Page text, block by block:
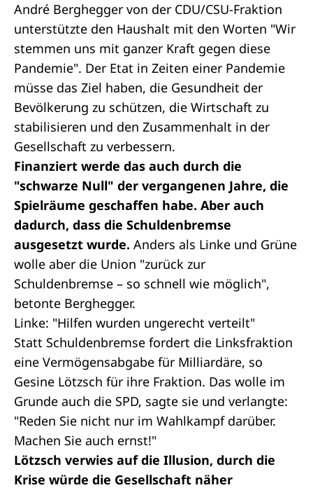
André Berghegger von der CDU/CSU-Fraktion
unterstützte den Haushalt mit den Worten "Wir
stemmen uns mit ganzer Kraft gegen diese
Pandemie". Der Etat in Zeiten einer Pandemie
müsse das Ziel haben, die Gesundheit der
Bevölkerung zu schützen, die Wirtschaft zu
stabilisieren und den Zusammenhalt in der
Gesellschaft zu verbessern.
Finanziert werde das auch durch die
"schwarze Null" der vergangenen Jahre, die
Spielräume geschaffen habe. Aber auch
dadurch, dass die Schuldenbremse
ausgesetzt wurde. Anders als Linke und Grüne
wolle aber die Union "zurück zur
Schuldenbremse – so schnell wie möglich",
betonte Berghegger.
Linke: "Hilfen wurden ungerecht verteilt"
Statt Schuldenbremse fordert die Linksfraktion
eine Vermögensabgabe für Milliardäre, so
Gesine Lötzsch für ihre Fraktion. Das wolle im
Grunde auch die SPD, sagte sie und verlangte:
"Reden Sie nicht nur im Wahlkampf darüber.
Machen Sie auch ernst!"
Lötzsch verwies auf die Illusion, durch die
Krise würde die Gesellschaft näher